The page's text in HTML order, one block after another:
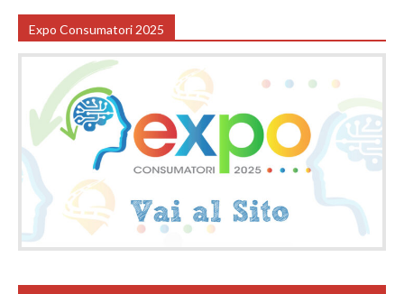
Expo Consumatori 2025